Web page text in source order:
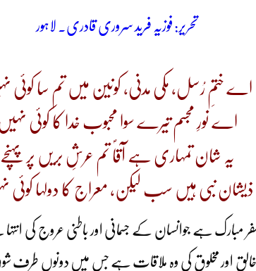
تحریر: فوزیہ فرید سروری قادری۔ لاہور
اے ختمِ رُسل، مکی مدنی، کونین میں تم سا کوئی
اے نورِ مجسم تیرے سوا محبوب خدا کا کوئی
یہ شان تمہاری ہے آقاؐ تم عرشِ بریں پر پہنچے
ذیشان نبی ہیں سب لیکن، معراج کا دولہا کوئی
مبارک ہے جوانسان کے جسمانی اور باطنی عروج کی
خالق اور مخلوق کی وہ ملاقات ہے جس میں دونوں طرف